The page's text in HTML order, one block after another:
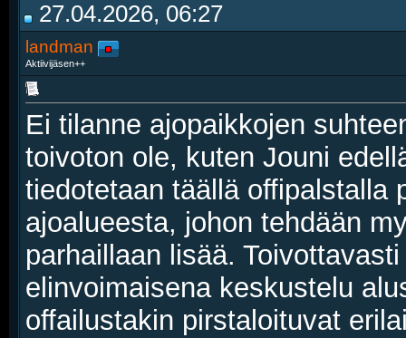
27.04.2026, 06:27
landman
Aktiivijäsen++
Ei tilanne ajopaikkojen
toivoton ole, kuten Jouni
tiedotetaan täällä offipalstalla
ajoalueesta, johon tehdään
parhaillaan lisää.
elinvoimaisena keskustelu
offailustakin pirstaloituvat